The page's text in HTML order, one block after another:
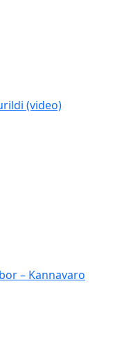
(video)
– Kannavaro